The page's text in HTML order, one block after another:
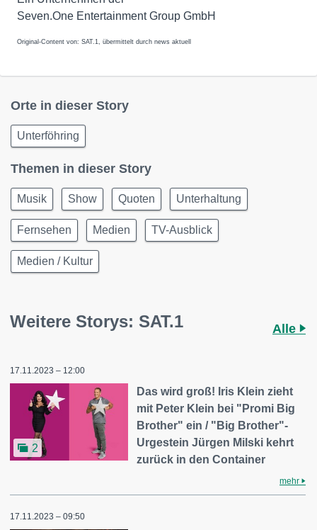
Seven.One Entertainment Group GmbH
Original-Content von: SAT.1, übermittelt durch news aktuell
Orte in dieser Story
Unterföhring
Themen in dieser Story
Musik Show Quoten Unterhaltung
Fernsehen Medien TV-Ausblick
Medien / Kultur
Weitere Storys: SAT.1 Alle
17.11.2023 – 12:00
2
Das wird groß! Iris Klein zieht
mit Peter Klein bei "Promi Big
Brother" ein / "Big Brother"-
Urgestein Jürgen Milski kehrt
zurück in den Container
mehr
17.11.2023 – 09:50